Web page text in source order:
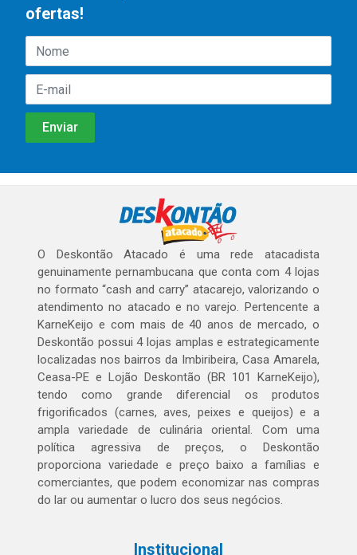
ofertas!
O Deskontão Atacado é uma rede atacadista
genuinamente pernambucana que conta com 4 lojas
no formato “cash and carry” atacarejo, valorizando o
atendimento no atacado e no varejo. Pertencente a
KarneKeijo e com mais de 40 anos de mercado, o
Deskontão possui 4 lojas amplas e estrategicamente
localizadas nos bairros da Imbiribeira, Casa Amarela,
Ceasa-PE e Lojão Deskontão (BR 101 KarneKeijo),
tendo como grande diferencial os produtos
frigorificados (carnes, aves, peixes e queijos) e a
ampla variedade de culinária oriental. Com uma
política agressiva de preços, o Deskontão
proporciona variedade e preço baixo a famílias e
comerciantes, que podem economizar nas compras
do lar ou aumentar o lucro dos seus negócios.
Institucional